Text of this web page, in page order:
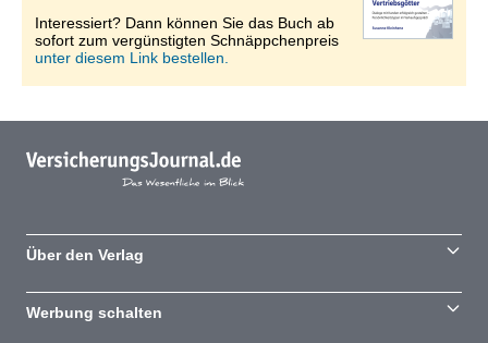
Interessiert? Dann können Sie das Buch ab
sofort zum vergünstigten Schnäppchenpreis
unter diesem Link bestellen.
Über den Verlag
Werbung schalten